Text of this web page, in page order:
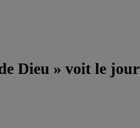
Dieu » voit le jour